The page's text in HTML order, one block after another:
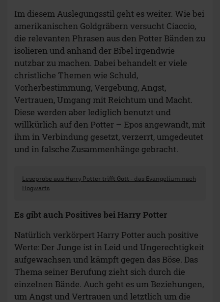
Im diesem Auslegungsstil geht es weiter. Wie bei
amerikanischen Goldgräbern versucht Ciaccio,
die relevanten Phrasen aus den Potter Bänden zu
isolieren und anhand der Bibel irgendwie
nutzbar zu machen. Dabei behandelt er viele
christliche Themen wie Schuld,
Vorherbestimmung, Vergebung, Angst,
Vertrauen, Umgang mit Reichtum und Macht.
Diese werden aber lediglich benutzt und
willkürlich auf den Potter – Epos angewandt, mit
ihm in Verbindung gesetzt, verzerrt, umgedeutet
und in falsche Zusammenhänge gebracht.
Leseprobe aus Harry Potter trifft Gott - das Evangelium nach
Hogwarts
Es gibt auch Positives bei Harry Potter
Natürlich verkörpert Harry Potter auch positive
Werte: Der Junge ist in Leid und Ungerechtigkeit
aufgewachsen und kämpft gegen das Böse. Das
Thema seiner Berufung zieht sich durch die
einzelnen Bände. Auch geht es um Beziehungen,
um Angst und Vertrauen und letztlich um die